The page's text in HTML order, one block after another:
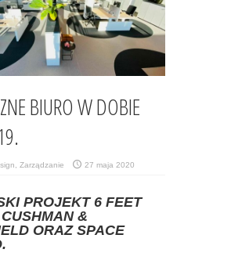
BIURO W DOBIE
, Zarządzanie 27 maja 2020
PROJEKT 6 FEET
&
ORAZ SPACE